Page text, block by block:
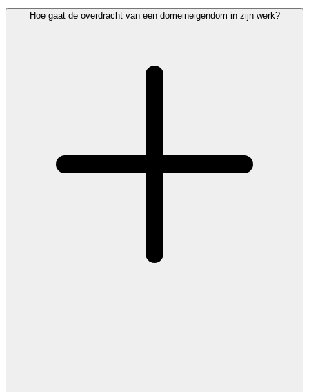
Hoe gaat de overdracht van een domeineigendom in zijn werk?